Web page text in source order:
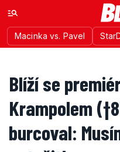
Macinka vs. Pavel
Blíží se
Krampolem
burcoval: